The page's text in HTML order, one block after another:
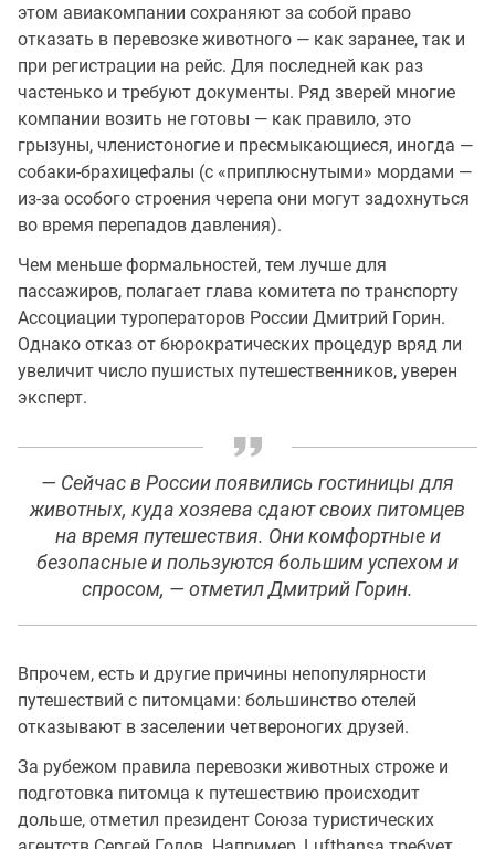
этом авиакомпании сохраняют за собой право
отказать в перевозке животного — как заранее, так и
при регистрации на рейс. Для последней как раз
частенько и требуют документы. Ряд зверей многие
компании возить не готовы — как правило, это
грызуны, членистоногие и пресмыкающиеся, иногда —
собаки-брахицефалы (с «приплюснутыми» мордами —
из-за особого строения черепа они могут задохнуться
во время перепадов давления).
Чем меньше формальностей, тем лучше для
пассажиров, полагает глава комитета по транспорту
Ассоциации туроператоров России Дмитрий Горин.
Однако отказ от бюрократических процедур вряд ли
увеличит число пушистых путешественников, уверен
эксперт.
— Сейчас в России появились гостиницы для
животных, куда хозяева сдают своих питомцев
на время путешествия. Они комфортные и
безопасные и пользуются большим успехом и
спросом, — отметил Дмитрий Горин.
Впрочем, есть и другие причины непопулярности
путешествий с питомцами: большинство отелей
отказывают в заселении четвероногих друзей.
За рубежом правила перевозки животных строже и
подготовка питомца к путешествию происходит
дольше, отметил президент Союза туристических